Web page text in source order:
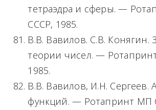
тетраэдра и сферы. —
СССР, 1985.
В.В. Вавилов. С.В. Конягин.
теории чисел. —
1985.
В.В. Вавилов, И.Н. Сергеев.
функций. — Ротапринт МП